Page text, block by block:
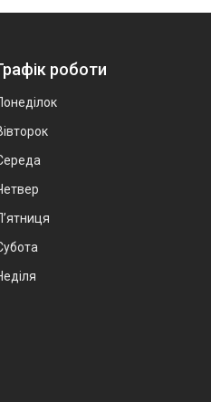
роботи